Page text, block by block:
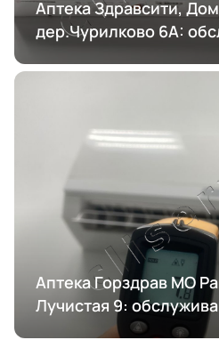
Аптека Здравсити,
дер.Чурилково 6А:
Аптека Горздрав МО
Лучистая 9:
кондиционирования